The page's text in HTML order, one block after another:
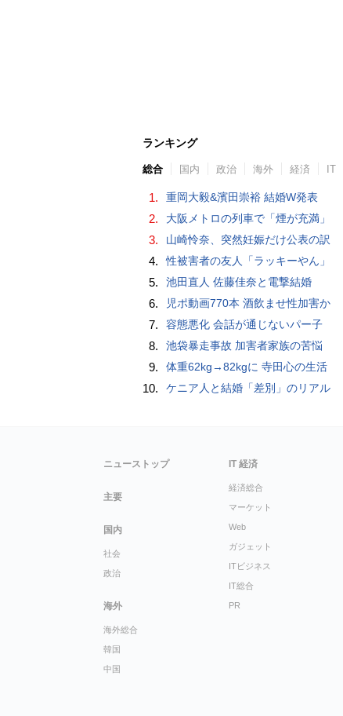
ランキング
総合 国内 政治 海外 経済 IT
1. 重岡大毅&濱田崇裕 結婚W発表
2. 大阪メトロの列車で「煙が充満」
3. 山崎怜奈、突然妊娠だけ公表の訳
4. 性被害者の友人「ラッキーやん」
5. 池田直人 佐藤佳奈と電撃結婚
6. 児ポ動画770本 酒飲ませ性加害か
7. 容態悪化 会話が通じないパー子
8. 池袋暴走事故 加害者家族の苦悩
9. 体重62kg→82kgに 寺田心の生活
10. ケニア人と結婚「差別」のリアル
ニューストップ
主要
国内
社会
政治
海外
海外総合
韓国
中国
IT 経済
経済総合
マーケット
Web
ガジェット
ITビジネス
IT総合
PR